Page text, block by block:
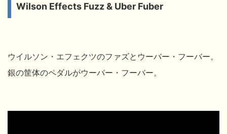
Wilson Effects Fuzz & Uber Fuber
ウイルソン・エフェクツのファズとウーバー・フーバー。
銀の筐体のペダルがウーバー・フーバー。